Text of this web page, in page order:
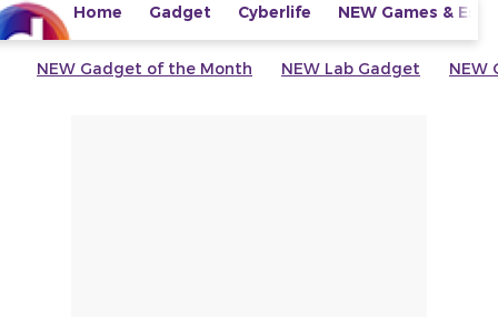
Home Gadget Cyberlife NEW Games &
NEW Gadget of the Month NEW Lab Gadget NEW